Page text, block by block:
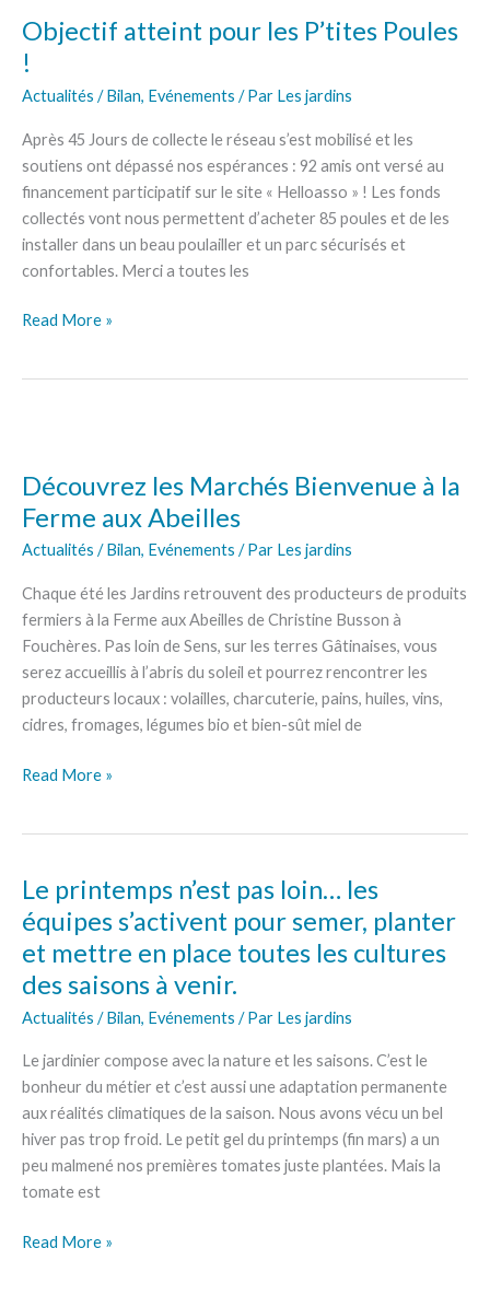
Objectif atteint pour les P’tites Poules
!
Actualités / Bilan, Evénements / Par Les jardins
Après 45 Jours de collecte le réseau s’est mobilisé et les
soutiens ont dépassé nos espérances : 92 amis ont versé au
financement participatif sur le site « Helloasso » ! Les fonds
collectés vont nous permettent d’acheter 85 poules et de les
installer dans un beau poulailler et un parc sécurisés et
confortables. Merci a toutes les
pour
les
!
Read More »
Découvrez les Marchés Bienvenue à la
Ferme aux Abeilles
Actualités / Bilan, Evénements / Par Les jardins
Chaque été les Jardins retrouvent des producteurs de produits
fermiers à la Ferme aux Abeilles de Christine Busson à
Fouchères. Pas loin de Sens, sur les terres Gâtinaises, vous
serez accueillis à l’abris du soleil et pourrez rencontrer les
producteurs locaux : volailles, charcuterie, pains, huiles, vins,
cidres, fromages, légumes bio et bien-sût miel de
Marchés
Bienvenue
Ferme
aux
Abeilles
Read More »
Le printemps n’est pas loin… les
équipes s’activent pour semer, planter
et mettre en place toutes les cultures
des saisons à venir.
Actualités / Bilan, Evénements / Par Les jardins
Le jardinier compose avec la nature et les saisons. C’est le
bonheur du métier et c’est aussi une adaptation permanente
aux réalités climatiques de la saison. Nous avons vécu un bel
hiver pas trop froid. Le petit gel du printemps (fin mars) a un
peu malmené nos premières tomates juste plantées. Mais la
tomate est
Le
printemps
n’est
pas
loin…
les
s’activent
pour
semer,
planter
et
mettre
place
Read More »